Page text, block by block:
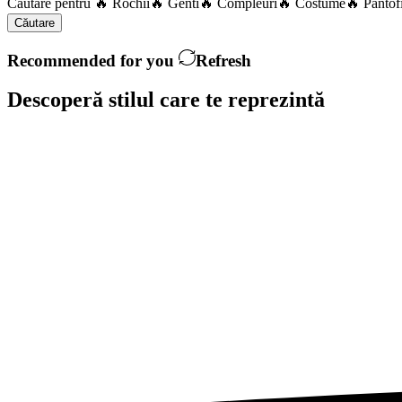
Căutare pentru 🔥 Rochii 🔥 Genti 🔥 Compleuri 🔥 Costume🔥
Căutare
Recommended for you Refresh
Descoperă stilul care te reprezintă